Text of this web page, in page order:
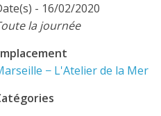
- 16/02/2020
la journée
− L'Atelier de la Mer